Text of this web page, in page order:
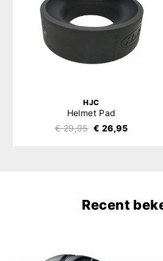
HJC
Helmet Pad
€ 29,95 € 26,95
Recent